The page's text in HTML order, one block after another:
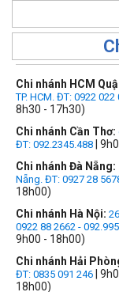
Chi nhánh HCM
TP. HCM. ĐT: 0922 022
8h30 - 17h30)
Chi nhánh Cần Thơ:
ĐT: 092.2345.488 |
Chi nhánh Đà Nẵng:
Nẵng. ĐT: 0927 28
18h00)
Chi nhánh Hà Nội:
0922 88 2662 -
9h00 - 18h00)
Chi nhánh Hải
ĐT: 0835 091 246 |
18h00)